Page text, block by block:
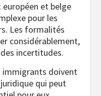
et belge
pour les
Les formalités
considérablement,
incertitudes.
immigrants doivent
qui peut